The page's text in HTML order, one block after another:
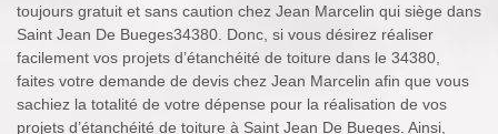
toujours gratuit et sans caution chez Jean Marcelin qui siège dans
Saint Jean De Bueges34380. Donc, si vous désirez réaliser
facilement vos projets d’étanchéité de toiture dans le 34380,
faites votre demande de devis chez Jean Marcelin afin que vous
sachiez la totalité de votre dépense pour la réalisation de vos
projets d’étanchéité de toiture à Saint Jean De Bueges. Ainsi,